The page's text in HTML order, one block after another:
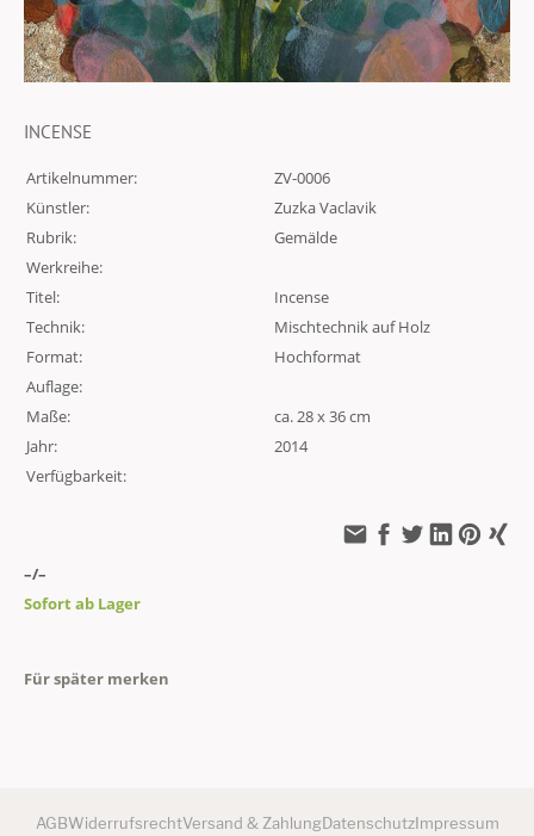
INCENSE
Artikelnummer:
ZV-0006
Künstler:
Zuzka Vaclavik
Rubrik:
Gemälde
Werkreihe:
Titel:
Incense
Technik:
Mischtechnik auf Holz
Format:
Hochformat
Auflage:
Maße:
ca. 28 x 36 cm
Jahr:
2014
Verfügbarkeit:
–/–
Sofort ab Lager
Für später merken
AGBWiderrufsrechtVersand & ZahlungDatenschutzImpressum